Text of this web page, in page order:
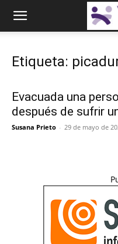
Etiqueta:
Evacuada una
después de sufrir
Susana Prieto - 29 de mayo de